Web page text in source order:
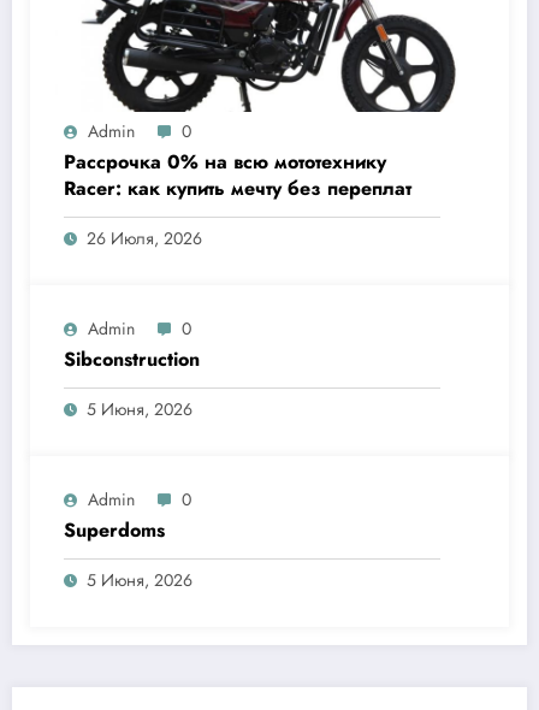
Admin 0
Рассрочка 0% на всю мототехнику
Racer: как купить мечту без переплат
26 Июля, 2026
Admin 0
Sibconstruction
5 Июня, 2026
Admin 0
Superdoms
5 Июня, 2026